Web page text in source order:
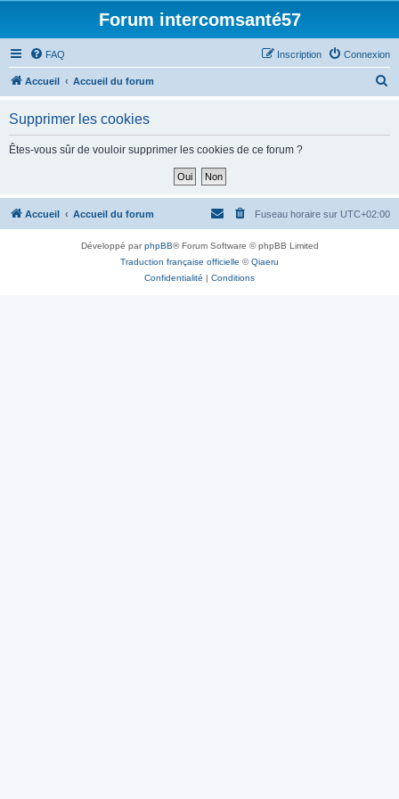
Forum intercomsanté57
FAQ Connexion
Inscription
Accueil Accueil du forum
h
Supprimer les cookies
Êtes-vous sûr de vouloir supprimer les cookies de ce forum ?
Accueil Accueil du forum Fuseau horaire sur UTC+02:00
Développé parphpBB® Forum Software © phpBB Limited
Traduction française officielle ©Qiaeru
Confidentialité | Conditions